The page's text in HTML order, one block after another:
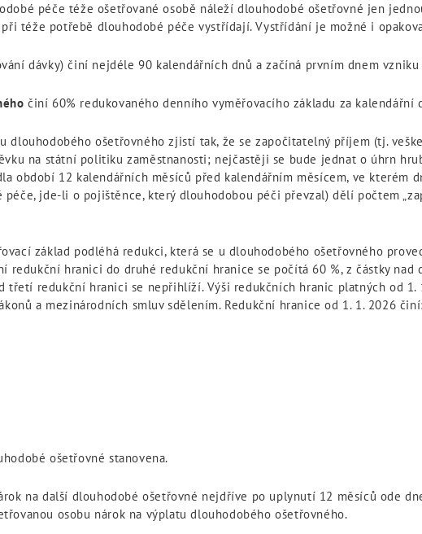
péče téže ošetřované osobě náleží dlouhodobé ošetřovné jen
téže potřebě dlouhodobé péče vystřídají. Vystřídání je možné i
dávky) činí nejdéle 90 kalendářních dnů a začíná prvním dnem
činí 60% redukovaného denního vyměřovacího základu za kalendářní
dlouhodobého ošetřovného zjistí tak, že se započitatelný příjem (tj.
na státní politiku zaměstnanosti; nejčastěji se bude jednat o úhrn
období 12 kalendářních měsíců před kalendářním měsícem, ve kterém
jde-li o pojištěnce, který dlouhodobou péči převzal) dělí počtem
základ podléhá redukci, která se u dlouhodobého ošetřovného
redukční hranici do druhé redukční hranice se počítá 60 %, z částky
třetí redukční hranici se nepřihlíží. Výši redukčních hranic platných od
a mezinárodních smluv sdělením. Redukční hranice od 1. 1. 2026 činí:
ošetřovné stanovena.
na další dlouhodobé ošetřovné nejdříve po uplynutí 12 měsíců ode
osobu nárok na výplatu dlouhodobého ošetřovného.